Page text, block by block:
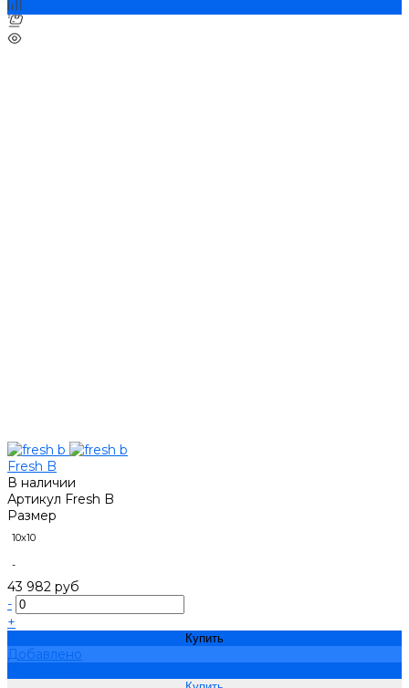
Fresh B
В наличии
Артикул Fresh B
Размер
10х10
-
43 982 руб
-
+
Купить
Добавлено